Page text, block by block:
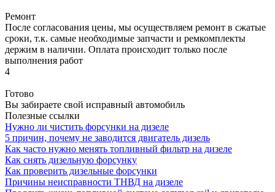
Ремонт
После согласования цены, мы осуществляем ремонт в сжатые
сроки, т.к. самые необходимые запчасти и ремкомплекты
держим в наличии. Оплата происходит только после
выполнения работ
4
Готово
Вы забираете свой исправный автомобиль
Полезные ссылки
Нужно ли чистить форсунки на дизеле
5 причин, почему не заводится двигатель дизель
Как часто нужно менять топливный фильтр на дизеле
Как снять дизельную форсунку
Как проверить дизельные форсунки
Причины неисправности ТНВД на дизеле